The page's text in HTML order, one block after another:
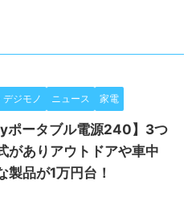
デジモノ ニュース 家電
ポータブル電源240】3つ
がありアウトドアや車中
製品が1万円台！